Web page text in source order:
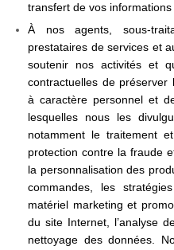
transfert de vos
À nos agents, sous-
prestataires de services et
soutenir nos activités et
contractuelles de préserver
à caractère personnel et
lesquelles nous les
notamment le traitement
protection contre la fraude
la personnalisation des
commandes, les
matériel marketing et
du site Internet, l’analyse
nettoyage des données.